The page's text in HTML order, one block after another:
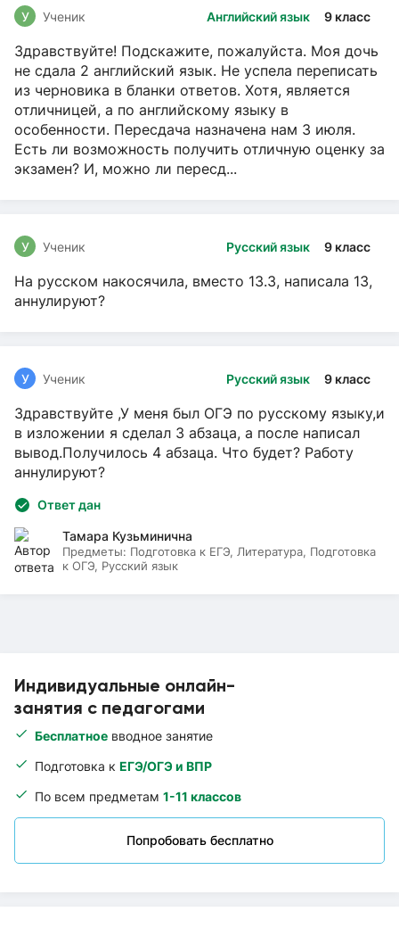
Индивидуальные онлайн-
занятия с педагогами
Бесплатное вводное занятие
Подготовка к ЕГЭ/ОГЭ и ВПР
По всем предметам 1-11 классов
Попробовать бесплатно
Английский язык 9 класс
У Ученик
Здравствуйте! Подскажите, пожалуйста. Моя дочь
не сдала 2 английский язык. Не успела переписать
из черновика в бланки ответов. Хотя, является
отличницей, а по английскому языку в
особенности. Пересдача назначена нам 3 июля.
Есть ли возможность получить отличную оценку за
экзамен? И, можно ли пересд...
Русский язык 9 класс
У Ученик
На русском накосячила, вместо 13.3, написала 13,
аннулируют?
Русский язык 9 класс
У Ученик
Здравствуйте ,У меня был ОГЭ по русскому языку,и
в изложении я сделал 3 абзаца, а после написал
вывод.Получилось 4 абзаца. Что будет? Работу
аннулируют?
Ответ дан
Тамара Кузьминична
Предметы: Подготовка к ЕГЭ, Литература, Подготовка
к ОГЭ, Русский язык